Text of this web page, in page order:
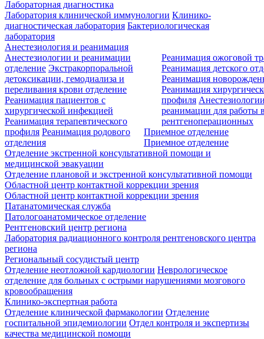
Лабораторная диагностика
Лаборатория клинической иммунологии Клинико-
диагностическая лаборатория Бактериологическая
лаборатория
Анестезиология и реанимация
Анестезиологии и реанимации
отделение Экстракорпоральной
детоксикации, гемодиализа и
переливания крови отделение
Реанимация пациентов с
хирургической инфекцией
Реанимация терапевтического
профиля Реанимация родового
отделения
Реанимация ожоговой
Реанимация детского
Реанимация
Реанимация
профиля
реанимации для работы
рентгеноперационных
Приемное отделение
Приемное отделение
Отделение экстренной консультативной помощи и
медицинской эвакуации
Отделение плановой и экстренной консультативной помощи
Областной центр контактной коррекции зрения
Областной центр контактной коррекции зрения
Патанатомическая служба
Патологоанатомическое отделение
Рентгеновский центр региона
Лаборатория радиационного контроля рентгеновского центра
региона
Региональный сосудистый центр
Отделение неотложной кардиологии Неврологическое
отделение для больных с острыми нарушениями мозгового
кровообращения
Клинико-экспертная работа
Отделение клинической фармакологии Отделение
госпитальной эпидемиологии Отдел контроля и экспертизы
качества медицинской помощи